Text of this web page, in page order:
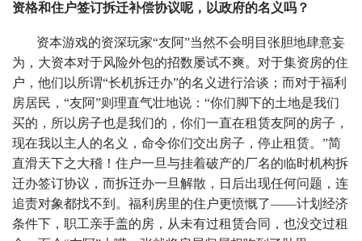
资格和住户签订拆迁补偿协议呢，以政府的名义吗？
资本游戏的资深玩家“友阿”当然不会明目张胆地肆意妄
为，大资本对于风险外包的招数屡试不爽。对于集资房的住
户，他们以所谓“长机拆迁办”的名义进行洽谈；而对于福利
房居民，“友阿”则理直气壮地说：“你们脚下的土地是我们
买的，所以房子也是我们的，你们一直在租赁友阿的房子，
现在我以主人的名义，命令你们交出房子，停止租赁。”简
直滑天下之大稽！住户一旦与挂着破产的厂名的临时机构拆
迁办签订协议，而拆迁办一旦解散，日后出现任何问题，连
追责对象都找不到。福利房里的住户更愤慨了——计划经济
条件下，职工亲手盖的房，从未有过租赁合同，也没交过租